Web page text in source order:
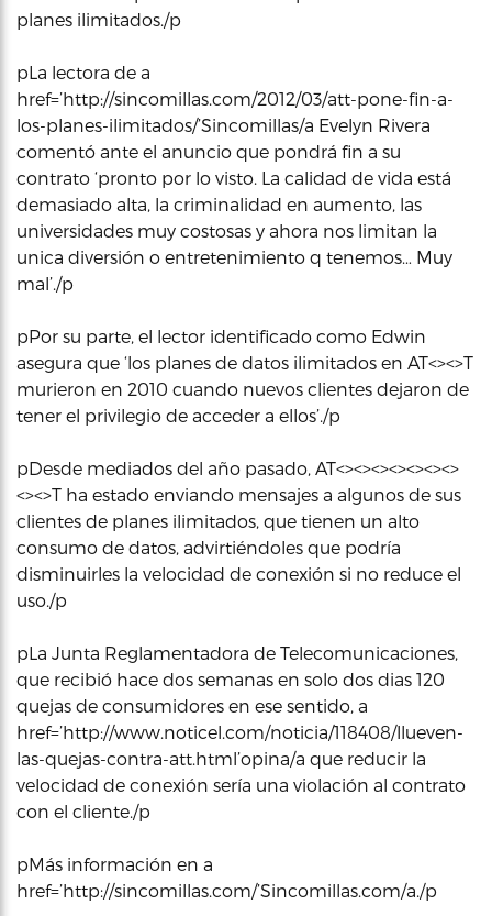
planes ilimitados./p
pLa lectora de a
href=’http://sincomillas.com/2012/03/att-pone-fin-a-
los-planes-ilimitados/’Sincomillas/a Evelyn Rivera
comentó ante el anuncio que pondrá fin a su
contrato ‘pronto por lo visto. La calidad de vida está
demasiado alta, la criminalidad en aumento, las
universidades muy costosas y ahora nos limitan la
unica diversión o entretenimiento q tenemos… Muy
mal’./p
pPor su parte, el lector identificado como Edwin
asegura que ‘los planes de datos ilimitados en AT<><>T
murieron en 2010 cuando nuevos clientes dejaron de
tener el privilegio de acceder a ellos’./p
pDesde mediados del año pasado, AT<><><><><><><>
<><>T ha estado enviando mensajes a algunos de sus
clientes de planes ilimitados, que tienen un alto
consumo de datos, advirtiéndoles que podría
disminuirles la velocidad de conexión si no reduce el
uso./p
pLa Junta Reglamentadora de Telecomunicaciones,
que recibió hace dos semanas en solo dos dias 120
quejas de consumidores en ese sentido, a
href=’http://www.noticel.com/noticia/118408/llueven-
las-quejas-contra-att.html’opina/a que reducir la
velocidad de conexión sería una violación al contrato
con el cliente./p
pMás información en a
href=’http://sincomillas.com/’Sincomillas.com/a./p